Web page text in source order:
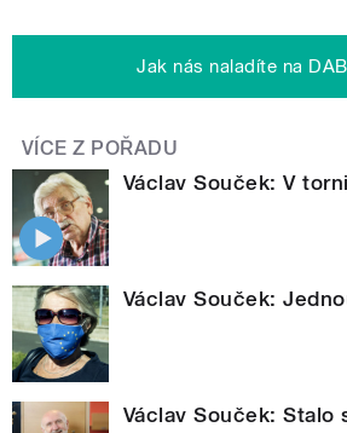
Jak nás naladíte na
VÍCE Z POŘADU
Václav Souček: V
Václav Souček:
Václav Souček: Stalo